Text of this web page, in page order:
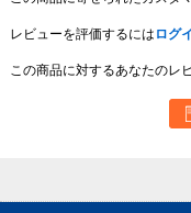
レビューを評価するには ログ
この商品に対するあなたのレ